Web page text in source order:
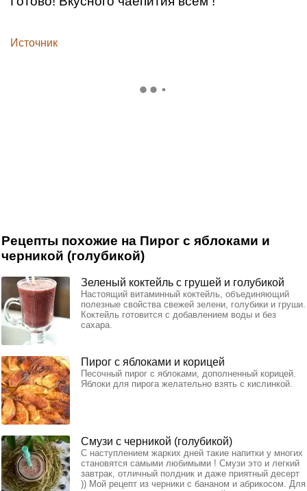
Источник
Рецепты похожие на Пирог с яблоками и
черникой (голубикой)
Зеленый коктейль с грушей и голубикой
Настоящий витаминный коктейль, объединяющий
полезные свойства свежей зелени, голубики и груши.
Коктейль готовится с добавлением воды и без
сахара.
Пирог с яблоками и корицей
Песочный пирог с яблоками, дополненный корицей.
Яблоки для пирога желательно взять с кислинкой.
Смузи с черникой (голубикой)
С наступлением жарких дней такие напитки у многих
становятся самыми любимыми ! Смузи это и легкий
завтрак, отличный полдник и даже приятный десерт
)) Мой рецепт из черники с бананом и абрикосом. Для